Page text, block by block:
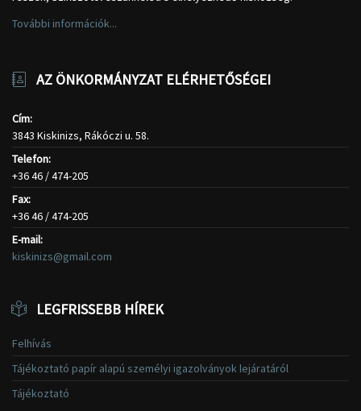
További információk...
AZ ÖNKORMÁNYZAT ELÉRHETŐSÉGEI
Cím:
3843 Kiskinizs, Rákóczi u. 58.
Telefon:
+36 46 / 474-205
Fax:
+36 46 / 474-205
E-mail:
kiskinizs@gmail.com
LEGFRISSEBB HÍREK
Felhívás
Tájékoztató papír alapú személyi igazolványok lejáratáról
Tájékoztató